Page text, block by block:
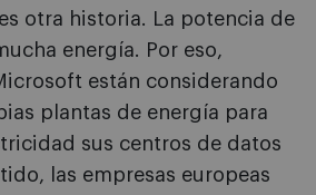
otra historia. La potencia de
energía. Por eso,
están considerando
plantas de energía para
sus centros de datos
las empresas europeas